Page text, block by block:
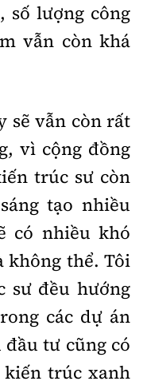
số lượng công
vẫn còn khá
sẽ vẫn còn rất
vì cộng đồng
trúc sư còn
tạo nhiều
có nhiều khó
không thể. Tôi
sư đều hướng
các dự án
tư cũng có
trúc xanh